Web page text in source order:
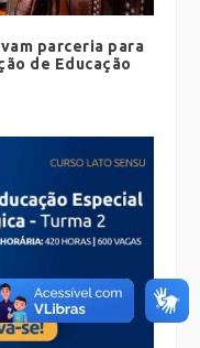
parceria para
de Educação